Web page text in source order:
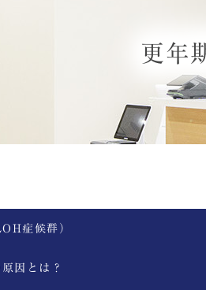
更年
症候群）
因とは？